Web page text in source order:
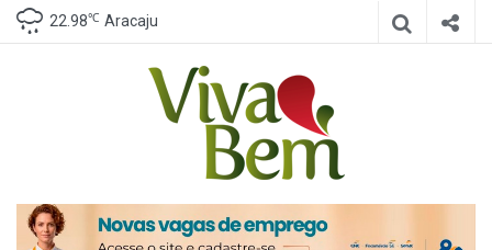
22.98℃ Aracaju
Canal Viva